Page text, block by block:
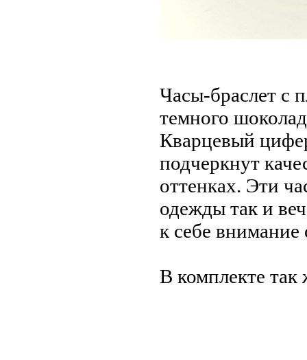
Часы-браслет с
темного
Кварцевый
подчеркнут
оттенках. Эти
одежды так и
к себе
В комплекте так